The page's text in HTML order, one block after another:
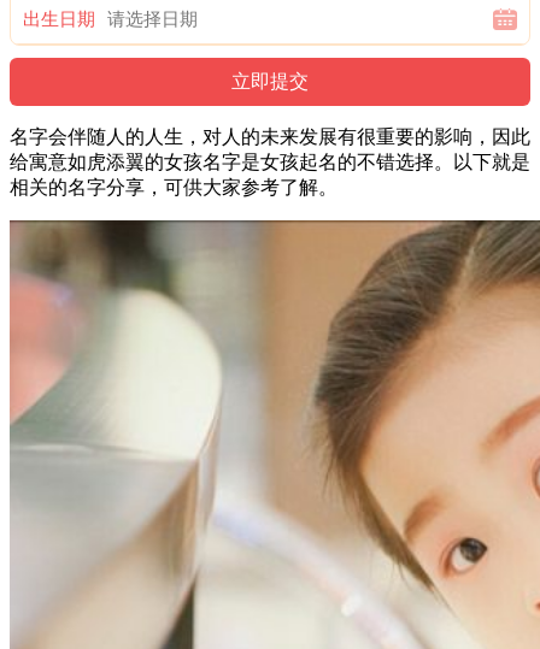
出生日期
名字会伴随人的人生，对人的未来发展有很重要的影响，因此
给寓意如虎添翼的女孩名字是女孩起名的不错选择。以下就是
相关的名字分享，可供大家参考了解。